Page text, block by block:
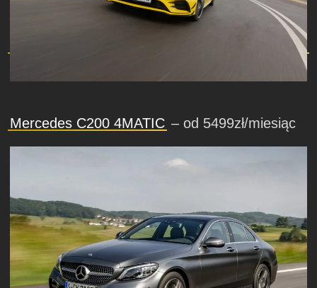
Mercedes C200 4MATIC – od 5499zł/miesiąc